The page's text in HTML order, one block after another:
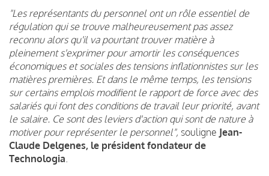
"Les représentants du personnel ont un rôle essentiel de
régulation qui se trouve malheureusement pas assez
reconnu alors qu'il va pourtant trouver matière à
pleinement s'exprimer pour amortir les conséquences
économiques et sociales des tensions inflationnistes sur les
matières premières. Et dans le même temps, les tensions
sur certains emplois modifient le rapport de force avec des
salariés qui font des conditions de travail leur priorité, avant
le salaire. Ce sont des leviers d'action qui sont de nature à
motiver pour représenter le personnel", souligne Jean-
Claude Delgenes, le président fondateur de
Technologia